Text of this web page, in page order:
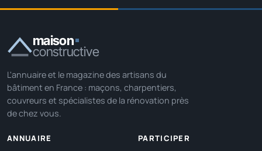
maison
constructive
L'annuaire et le magazine des artisans du
bâtiment en France : maçons, charpentiers,
couvreurs et spécialistes de la rénovation près
de chez vous.
ANNUAIRE PARTICIPER